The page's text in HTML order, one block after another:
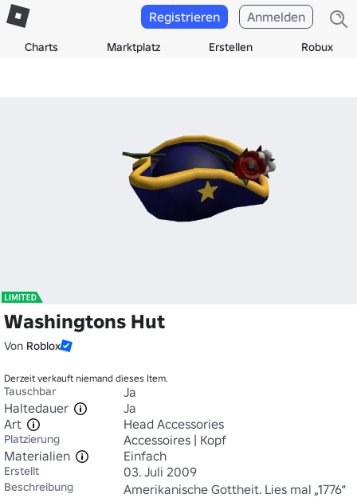
Charts Marktplatz Erstellen Robux
Registrieren Anmelden
Washingtons Hut
Von Roblox
Derzeit verkauft niemand dieses Item.
Tauschbar
Ja
Haltedauer
Ja
Art
Head Accessories
Platzierung
Accessoires | Kopf
Materialien
Einfach
Erstellt 03. Juli 2009
Beschreibung
Amerikanische Gottheit. Lies mal „1776“